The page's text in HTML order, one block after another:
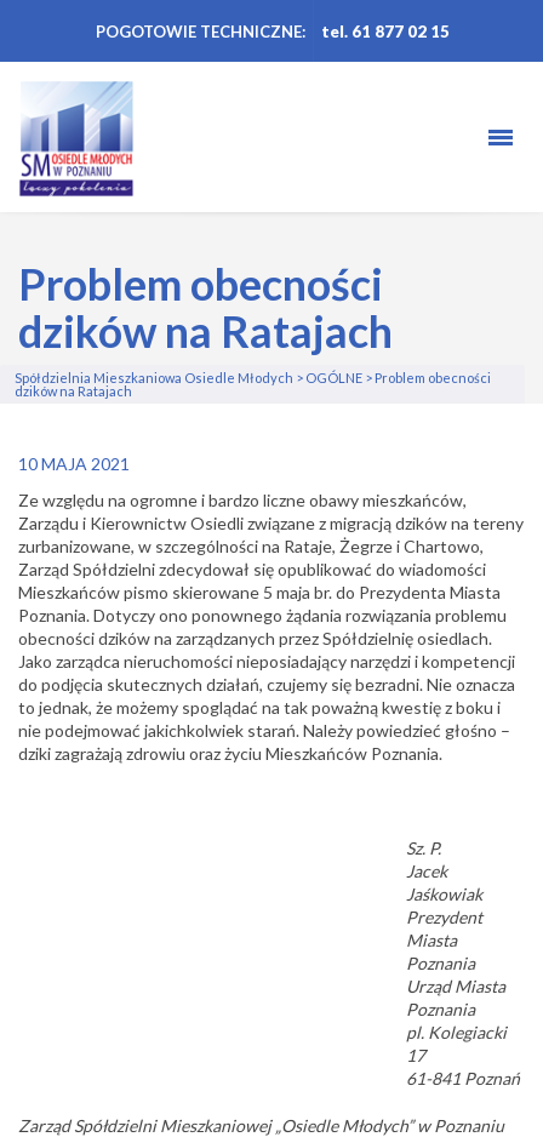
POGOTOWIE TECHNICZNE: tel. 61 877 02 15
Problem obecności
dzików na Ratajach
Spółdzielnia Mieszkaniowa Osiedle Młodych > OGÓLNE > Problem obecności
dzików na Ratajach
10 MAJA 2021
Ze względu na ogromne i bardzo liczne obawy mieszkańców,
Zarządu i Kierownictw Osiedlizwiązane z migracją dzików na tereny
zurbanizowane, w szczególności na Rataje, Żegrze i Chartowo,
Zarząd Spółdzielni zdecydował się opublikować do wiadomości
Mieszkańców pismo skierowane 5 maja br. do Prezydenta Miasta
Poznania. Dotyczy ono ponownego żądania rozwiązania problemu
obecności dzików na zarządzanych przez Spółdzielnię osiedlach.
Jako zarządca nieruchomości nieposiadający narzędzi i kompetencji
do podjęcia skutecznych działań, czujemy się bezradni. Nie oznacza
to jednak, że możemy spoglądać na tak poważną kwestię z boku i
nie podejmować jakichkolwiek starań. Należy powiedzieć głośno –
dziki zagrażają zdrowiu oraz życiu Mieszkańców Poznania.
Sz. P.
Jacek
Jaśkowiak
Prezydent
Miasta
Poznania
Urząd Miasta
Poznania
pl. Kolegiacki
17
61-841 Poznań
Zarząd Spółdzielni Mieszkaniowej „Osiedle Młodych” w Poznaniu